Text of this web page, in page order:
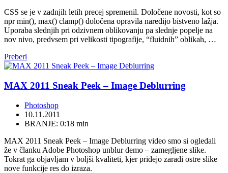
CSS se je v zadnjih letih precej spremenil. Določene novosti, kot so
npr min(), max() clamp() določena opravila naredijo bistveno lažja.
Uporaba slednjih pri odzivnem oblikovanju pa slednje popelje na
nov nivo, predvsem pri velikosti tipografije, “fluidnih” oblikah, …
Preberi
MAX 2011 Sneak Peek – Image Deblurring
Photoshop
10.11.2011
BRANJE: 0:18 min
MAX 2011 Sneak Peek – Image Deblurring video smo si ogledali
že v članku Adobe Photoshop unblur demo – zamegljene slike.
Tokrat ga objavljam v boljši kvaliteti, kjer pridejo zaradi ostre slike
nove funkcije res do izraza.